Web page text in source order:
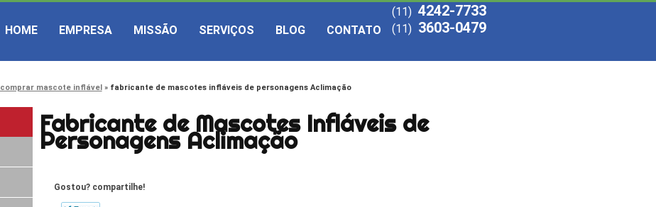
HOME EMPRESA MISSÃO SERVIÇOS BLOG CONTATO
(11) 4242-7733
(11) 3603-0479
comprar mascote inflável fabricante de mascotes infláveis de personagens Aclimação
Fabricante de Mascotes Infláveis de
Personagens Aclimação
Gostou? compartilhe!